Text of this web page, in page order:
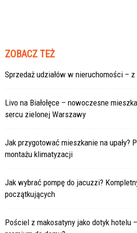
ZOBACZ TEŻ
Sprzedaż udziałów w nieruchomości –
Livo na Białołęce – nowoczesne
sercu zielonej Warszawy
Jak przygotować mieszkanie na upały?
montażu klimatyzacji
Jak wybrać pompę do jacuzzi?
początkujących
Pościel z makosatyny jako dotyk hotelu